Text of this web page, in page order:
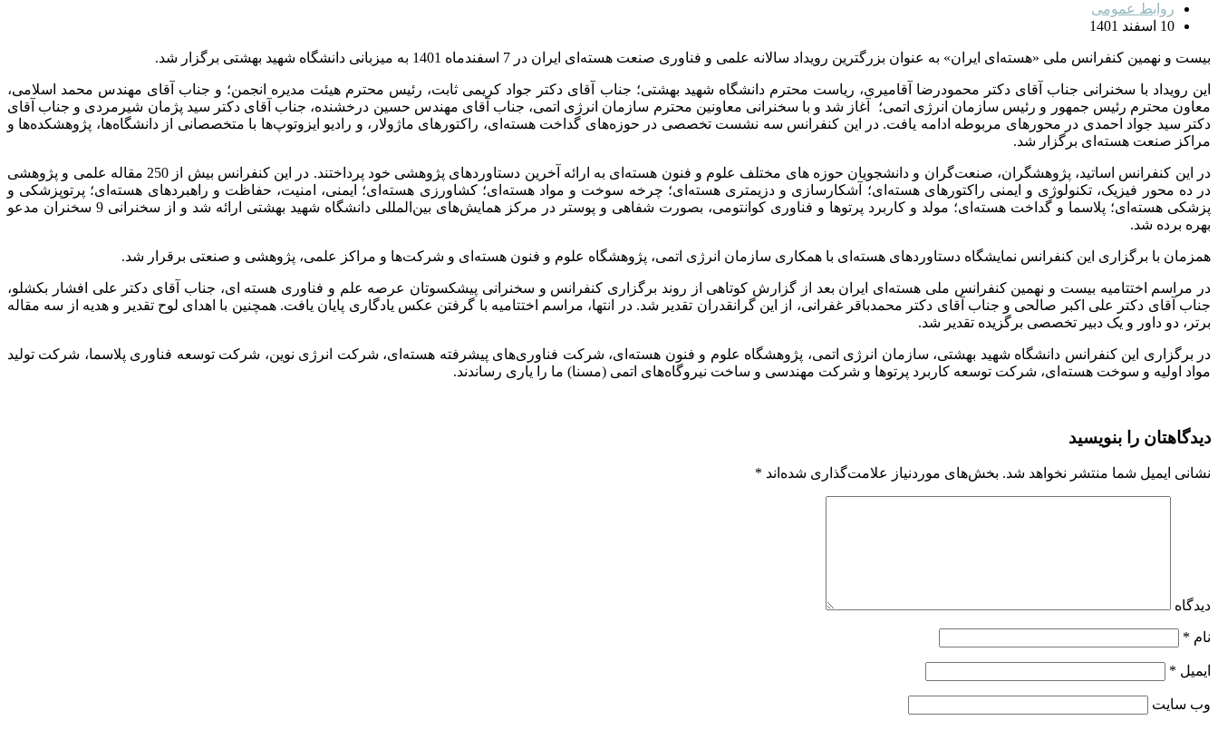
روابط عمومی
10 اسفند 1401
بیست و نهمین کنفرانس ملی «هسته‌ای ایران» به عنوان بزرگترین رویداد سالانه علمی و فناوری صنعت هسته‌ای ایران در 7 اسفندماه 1401 به میزبانی دانشگاه شهید بهشتی برگزار شد.
این رویداد با سخنرانی جناب آقای دکتر محمودرضا آقامیری، ریاست محترم دانشگاه شهید بهشتی؛ جناب آقای دکتر جواد کریمی ثابت، رئیس محترم هیئت مدیره انجمن؛ و جناب آقای مهندس محمد اسلامی،
معاون محترم رئیس جمهور و رئیس سازمان انرژی اتمی؛ آغاز شد و با سخنرانی معاونین محترم سازمان انرژی اتمی، جناب آقای مهندس حسین درخشنده، جناب آقای دکتر سید پژمان شیرمردی و جناب آقای
دکتر سید جواد احمدی در محورهای مربوطه ادامه یافت. در این کنفرانس سه نشست تخصصی در حوزه‌های گداخت هسته‌ای، راکتورهای ماژولار، و رادیو ایزوتوپ‌ها با متخصصانی از دانشگاه‌ها، پژوهشکده‌ها و
مراکز صنعت هسته‌ای برگزار شد.
در این کنفرانس اساتید، پژوهشگران، صنعت‌گران و دانشجویان حوزه های مختلف علوم و فنون هسته‌ای به ارائه آخرین دستاوردهای پژوهشی خود پرداختند. در این کنفرانس بیش از 250 مقاله علمی و پژوهشی
در ده محور فیزیک، تکنولوژی و ایمنی راکتورهای هسته‌ای؛ آشکارسازی و دزیمتری هسته‌ای؛ چرخه سوخت و مواد هسته‌ای؛ کشاورزی هسته‌ای؛ ایمنی، امنیت، حفاظت و راهبردهای هسته‌ای؛ پرتوپزشکی و
پزشکی هسته‌ای؛ پلاسما و گداخت هسته‌ای؛ مولد و کاربرد پرتوها و فناوری کوانتومی، بصورت شفاهی و پوستر در مرکز همایش‌های بین‌المللی دانشگاه شهید بهشتی ارائه شد و از سخنرانی 9 سخنران مدعو
بهره برده شد.
همزمان با برگزاری این کنفرانس نمایشگاه دستاوردهای هسته‌ای با همکاری سازمان انرژی اتمی، پژوهشگاه علوم و فنون هسته‌‌ای و شرکت‌ها و مراکز علمی، پژوهشی و صنعتی برقرار شد.
در مراسم اختتامیه بیست و نهمین کنفرانس ملی هسته‌ای ایران بعد از گزارش کوتاهی از روند برگزاری کنفرانس و سخنرانی پیشکسوتان عرصه علم و فناوری هسته ای، جناب آقای دکتر علی افشار بکشلو،
جناب آقای دکتر علی اکبر صالحی و جناب آقای دکتر محمدباقر غفرانی، از این گرانقدران تقدیر شد. در انتها، مراسم اختتامیه با گرفتن عکس یادگاری پایان یافت. همچنین با اهدای لوح تقدیر و هدیه از سه مقاله
برتر، دو داور و یک دبیر تخصصی برگزیده تقدیر شد.
در برگزاری این کنفرانس دانشگاه شهید بهشتی، سازمان انرژی اتمی، پژوهشگاه علوم و فنون هسته‌ای، شرکت فناوری‌های پیشرفته هسته‌ای، شرکت انرژی نوین، شرکت توسعه فناوری‌ پلاسما، شرکت تولید
مواد اولیه و سوخت هسته‌ای، شرکت توسعه کاربرد پرتوها و شرکت مهندسی و ساخت نیروگاه‌های اتمی (مسنا) ما را یاری رساندند.
دیدگاهتان را بنویسید
نشانی ایمیل شما منتشر نخواهد شد. بخش‌های موردنیاز علامت‌گذاری شده‌اند *
دیدگاه
نام *
ایمیل *
وب‌ سایت